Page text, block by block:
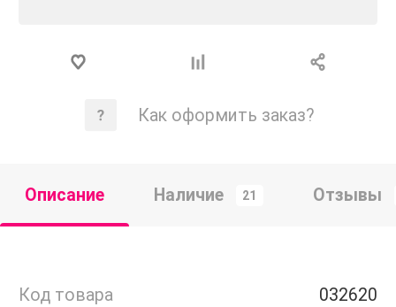
Как оформить заказ?
Описание Наличие 21 Отзывы
Код товара 032620